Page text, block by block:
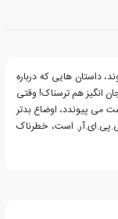
داستان هایی که درباره
انگیز هم ترسناک! وقتی
پیوندد، اوضاع بدتر
است، خطرناک